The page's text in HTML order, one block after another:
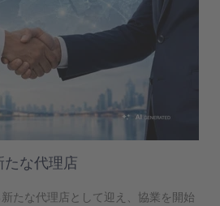
たな代理店
たな代理店として迎え、協業を開始